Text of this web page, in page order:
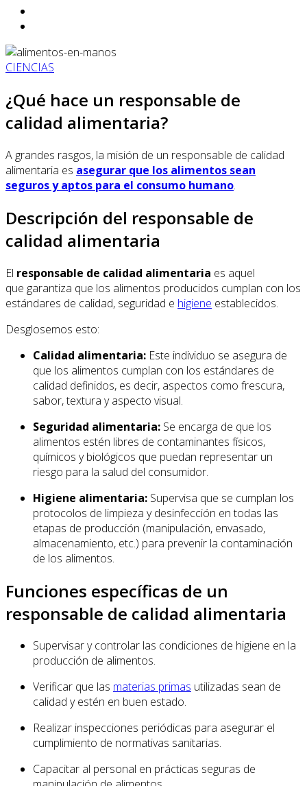
CIENCIAS
¿Qué hace un responsable de
calidad alimentaria?
A grandes rasgos, la misión de un responsable de calidad
alimentaria es asegurar que los alimentos sean
seguros y aptos para el consumo humano.
Descripción del responsable de
calidad alimentaria
El responsable de calidad alimentaria es aquel
que garantiza que los alimentos producidos cumplan con los
estándares de calidad, seguridad e higiene establecidos.
Desglosemos esto:
Calidad alimentaria: Este individuo se asegura de
que los alimentos cumplan con los estándares de
calidad definidos, es decir, aspectos como frescura,
sabor, textura y aspecto visual.
Seguridad alimentaria: Se encarga de que los
alimentos estén libres de contaminantes físicos,
químicos y biológicos que puedan representar un
riesgo para la salud del consumidor.
Higiene alimentaria: Supervisa que se cumplan los
protocolos de limpieza y desinfección en todas las
etapas de producción (manipulación, envasado,
almacenamiento, etc.) para prevenir la contaminación
de los alimentos.
Funciones específicas de un
responsable de calidad alimentaria
Supervisar y controlar las condiciones de higiene en la
producción de alimentos.
Verificar que las materias primas utilizadas sean de
calidad y estén en buen estado.
Realizar inspecciones periódicas para asegurar el
cumplimiento de normativas sanitarias.
Capacitar al personal en prácticas seguras de